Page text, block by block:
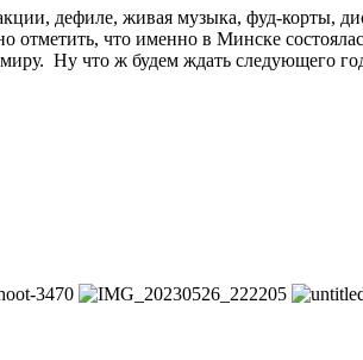
дефиле, живая музыка, фуд-корты,
что именно в Минске
Ну что ж будем ждать следующего